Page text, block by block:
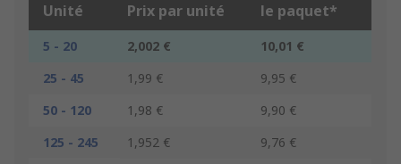
Unité Prix par unité le paquet*
5 - 20 2,002 €
10,01 €
25 - 45
1,99 €
9,95 €
50 - 120
1,98 €
9,90 €
125 - 245
1,952 €
9,76 €